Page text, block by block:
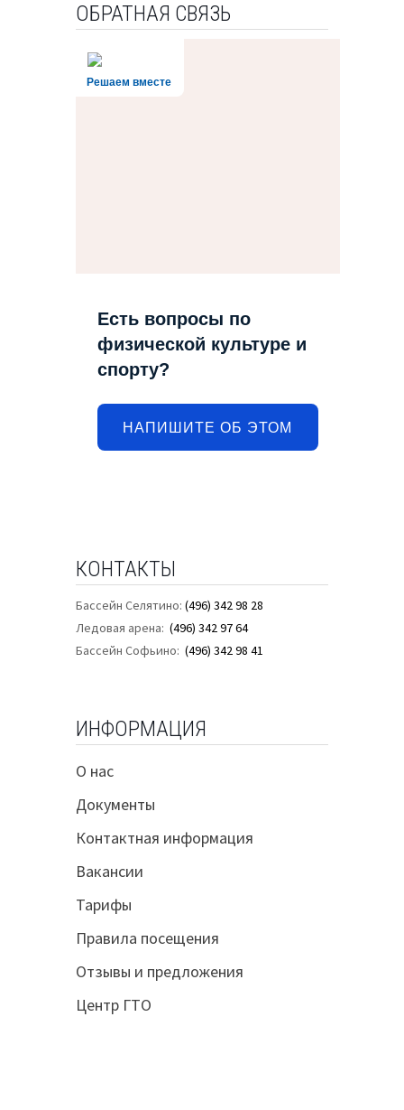
ОБРАТНАЯ СВЯЗЬ
Решаем вместе
Есть вопросы по
физической культуре и
спорту?
НАПИШИТЕ ОБ ЭТОМ
КОНТАКТЫ
Бассейн Селятино: (496) 342 98 28
Ледовая арена: (496) 342 97 64
Бассейн Софьино: (496) 342 98 41
ИНФОРМАЦИЯ
О нас
Документы
Контактная информация
Вакансии
Тарифы
Правила посещения
Отзывы и предложения
Центр ГТО